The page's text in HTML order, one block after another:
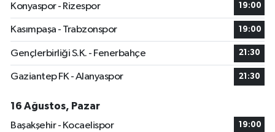
Konyaspor - Rizespor
19:00
Kasımpaşa - Trabzonspor 19:00
Gençlerbirliği S.K. - Fenerbahçe 21:30
Gaziantep FK - Alanyaspor 21:30
16 Ağustos, Pazar
Başakşehir - Kocaelispor
19:00